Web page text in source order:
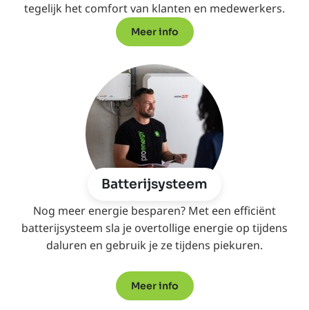
tegelijk het comfort van klanten en medewerkers.
Meer info
Batterijsysteem
Nog meer energie besparen? Met een efficiënt
batterijsysteem sla je overtollige energie op tijdens
daluren en gebruik je ze tijdens piekuren.
Meer info